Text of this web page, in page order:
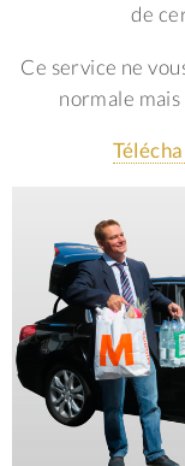
de
Ce service ne
normale